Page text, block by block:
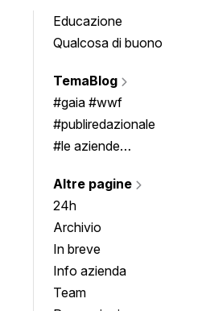
Educazione
Qualcosa di buono
TemaBlog
#gaia #wwf
#publiredazionale
#le aziende
Altre pagine
24h
Archivio
In breve
Info azienda
Team